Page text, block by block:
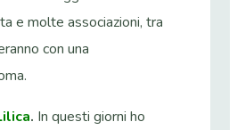
e molte associazioni, tra
con una
. In questi giorni ho